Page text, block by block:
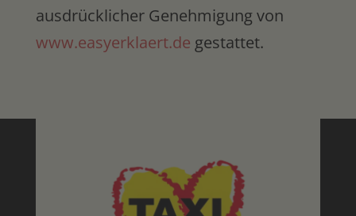
ausdrücklicher Genehmigung von
www.easyerklaert.de gestattet.